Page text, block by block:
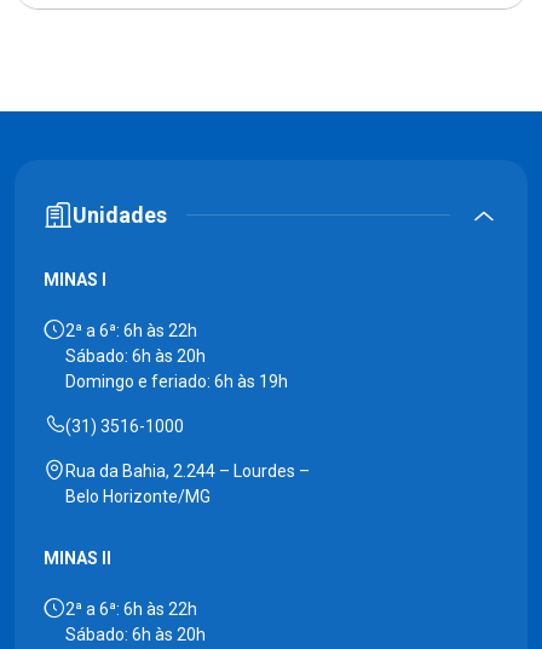
Unidades
MINAS I
2ª a 6ª: 6h às 22h
Sábado: 6h às 20h
Domingo e feriado: 6h às 19h
(31) 3516-1000
Rua da Bahia, 2.244 – Lourdes –
Belo Horizonte/MG
MINAS II
2ª a 6ª: 6h às 22h
Sábado: 6h às 20h